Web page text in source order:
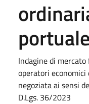
Indagine di
operatori
negoziata ai sensi
D.Lgs. 36/2023